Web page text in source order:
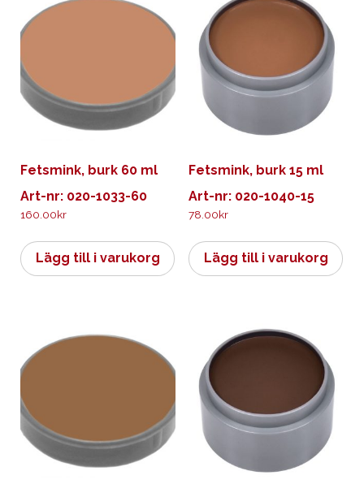
Fetsmink, burk 60 ml
Art-nr: 020-1033-60
160.00kr
Lägg till i varukorg
Fetsmink, burk 15 ml
Art-nr: 020-1040-15
78.00kr
Lägg till i varukorg